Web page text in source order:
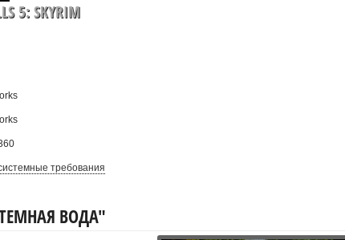
5: SKYRIM
требования
ВОДА"